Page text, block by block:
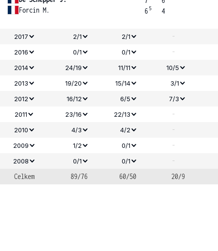
Forcin M.
6 5
4
2017 2/1 2/1 -
2016 0/1 0/1 -
2014 24/19 11/11 10/5
2013
19/20 15/14
3/1
2012
16/12 6/5 7/3
2011
23/16 22/13 -
2010 4/3 4/2 -
2009 1/2 0/1 -
2008 0/1 0/1
-
Celkem
89/76 60/50 20/9